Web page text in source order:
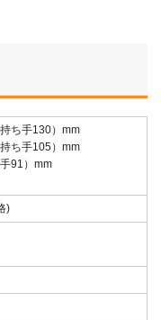
ち手130）mm
ち手105）mm
91）mm
)